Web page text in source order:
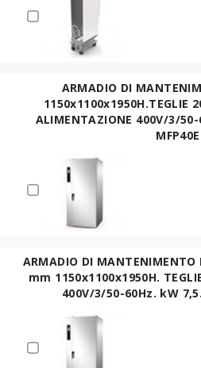
ARMADIO DI
1150x1100x1950H.TEGLIE
ALIMENTAZIONE 400V/3/
MFP40E
ARMADIO DI MANTENIMENTO
mm 1150x1100x1950H.
400V/3/50-60Hz. kW